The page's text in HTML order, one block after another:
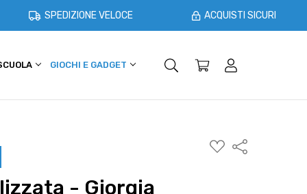
SPEDIZIONE VELOCE ACQUISTI SICURI
GIOCHI E GADGET SHOPPER E CASA
AGGIUNGI
ALLA
Condividi
- Giorgia